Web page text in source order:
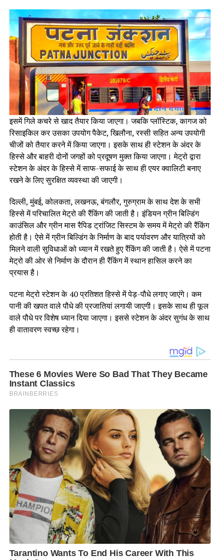
इसमें गिले कचरे से खाद तैयार किया जाएगा। जबकि प्लॉस्टिक, कागज को
रिसाइकिल कर उसका उपयोग पैकेट, खिलौना, रस्सी सहित अन्य उपयोगी
चीजों को तैयार करने में किया जाएगा। इसके साथ ही स्टेशन के अंदर के
हिस्से और बाहरी दोनों जगहों को प्रदूषण मुक्त किया जाएगा। मेट्रो द्वारा
स्टेशन के अंदर के हिस्से में साफ-सफाई के साथ ही एयर क्वालिटी बनाए
रखने के लिए सुरक्षित व्यवस्था की जाएगी।
दिल्ली, मुंबई, कोलकता, लखनऊ, बंगलौर, गुरुग्राम के साथ देश के सभी
हिस्से में परिचालित मेट्रो की रैंकिंग की जाती है। इंडियन ग्रीन बिल्डिंग
काउंसिल और ग्रीन मास रैपिड ट्रांजिट सिस्टम के समय में मेट्रो की रैंकिंग
होती है। ऐसे में ग्रीन बिल्डिंग के निर्माण के बाद पर्यावरण और यात्रियों को
मिलने वाली सुविधाओं को ध्यान में रखते हुए रैंकिंग की जाती है। ऐसे में पटना
मेट्रो की ओर से निर्माण के दौरान ही रैंकिंग में स्थान हासिल करने का
प्रयास है।
पटना मेट्रो स्टेशन के 40 प्रतिशत हिस्से में पेड़-पौधे लगाए जाएंगे। कम
पानी की खपत वाले पौधे की प्रजातियां लगायी जाएगी। इसके साथ ही फूल
वाले पौधे पर विशेष ध्यान दिया जाएगा। इससे स्टेशन के अंदर सुगंध के साथ
ही वातावरण स्वच्छ रहेगा।